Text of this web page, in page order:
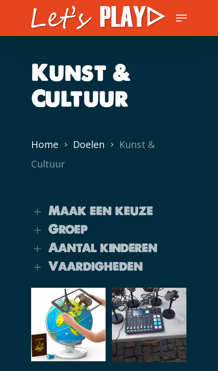
main
Menu
Kunst &
Cultuur
Home Doelen
Kunst &
Cultuur
Maak een keuze
Groep
Aantal kinderen
Vaardigheden